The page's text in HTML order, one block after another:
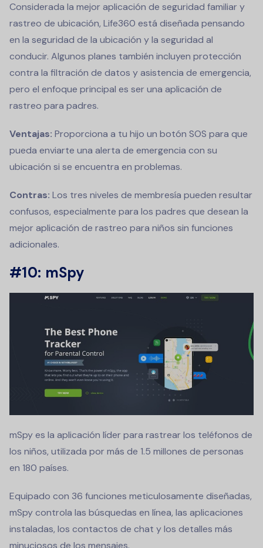
Considerada la mejor aplicación de seguridad familiar y
rastreo de ubicación, Life360 está diseñada pensando
en la seguridad de la ubicación y la seguridad al
conducir. Algunos planes también incluyen protección
contra la filtración de datos y asistencia de emergencia,
pero el enfoque principal es ser una aplicación de
rastreo para padres.
Ventajas: Proporciona a tu hijo un botón SOS para que
pueda enviarte una alerta de emergencia con su
ubicación si se encuentra en problemas.
Contras: Los tres niveles de membresía pueden resultar
confusos, especialmente para los padres que desean la
mejor aplicación de rastreo para niños sin funciones
adicionales.
#10: mSpy
mSpy es la aplicación líder para rastrear los teléfonos de
los niños, utilizada por más de 1.5 millones de personas
en 180 países.
Equipado con 36 funciones meticulosamente diseñadas,
mSpy controla las búsquedas en línea, las aplicaciones
instaladas, los contactos de chat y los detalles más